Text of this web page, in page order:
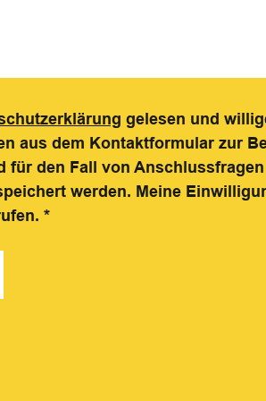
gelesen und
aus dem Kontaktformular zur
für den Fall von Anschlussfragen
werden. Meine
*